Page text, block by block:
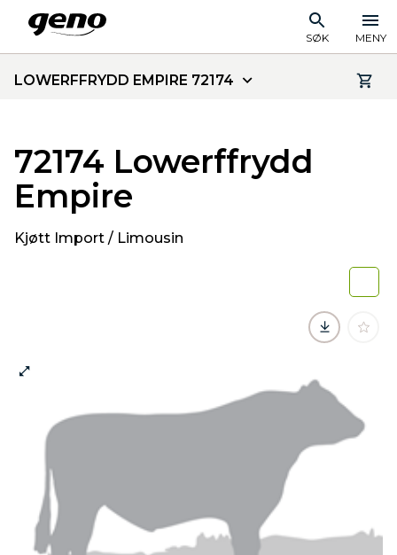
SØK MENY
LOWERFFRYDD EMPIRE 72174
72174 Lowerffrydd
Empire
Kjøtt Import / Limousin